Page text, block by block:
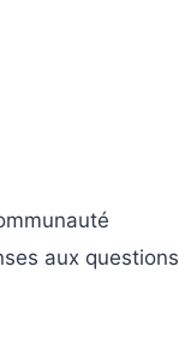
aux questions